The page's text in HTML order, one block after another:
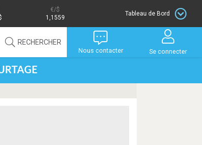
/$
1,1559
Tableau de Bord
RECHERCHER
Nous contacter Se connecter